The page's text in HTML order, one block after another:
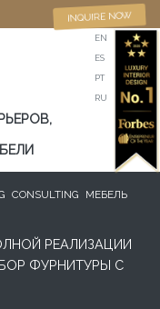
EN
ES
PT
RU
INQUIRE NOW
CONSULTING
МЕБЕЛЬ
РЕАЛИЗАЦИИ
ФУРНИТУРЫ С